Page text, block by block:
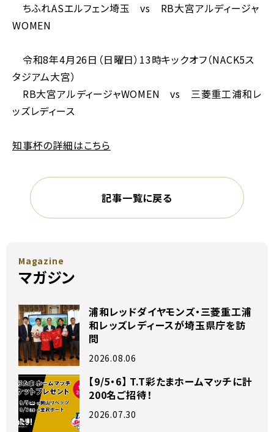
ちふれASエルフェン埼玉 vs RB大宮アルディージャ
WOMEN
令和8年4月26日（日曜日）13時キックオフ（NACK5ス
タジアム大宮）
RB大宮アルディージャWOMEN vs 三菱重工浦和レ
ッズレディース
知事杯の詳細はこちら
記事一覧に戻る
Magazine
マガジン
浦和レッドダイヤモンズ・三菱重工浦
和レッズレディースが埼玉県庁を訪
問
2026.08.06
【9/5・6】 T.T彩たまホームマッチに計
200名ご招待！
2026.07.30